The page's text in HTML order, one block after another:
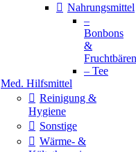
Nahrungsmittel
–
Bonbons
&
Fruchtbären
– Tee
Med. Hilfsmittel
Reinigung &
Hygiene
Sonstige
Wärme- &